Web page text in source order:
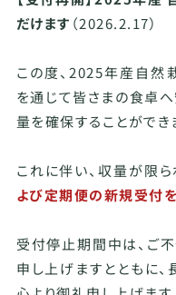
だけます （2026.2.17）
この度、2025年産自然
を通じて皆さまの食卓
量を確保することができ
これに伴い、収量が限
よび定期便の新規受付を
受付停止期間中は、ご
申し上げますとともに、